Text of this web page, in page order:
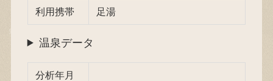
利用携帯 足湯
温泉データ
分析年月